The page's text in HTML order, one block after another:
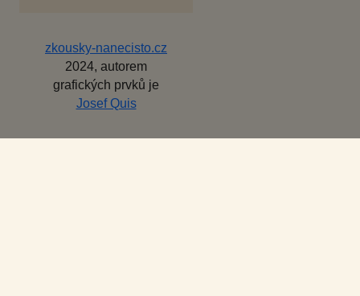
zkousky-nanecisto.cz
2024, autorem
grafických prvků je
Josef Quis